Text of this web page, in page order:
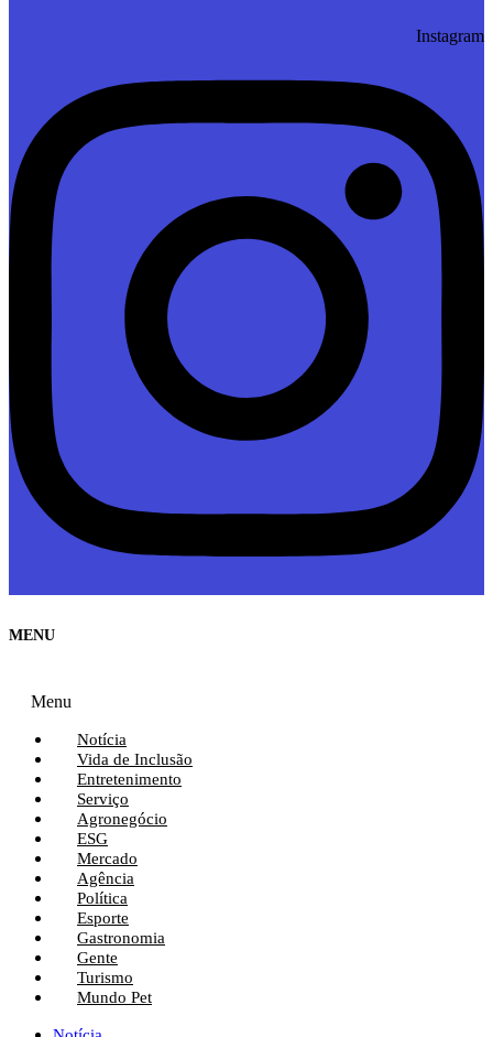
Instagram
MENU
Menu
Notícia
Vida de Inclusão
Entretenimento
Serviço
Agronegócio
ESG
Mercado
Agência
Política
Esporte
Gastronomia
Gente
Turismo
Mundo Pet